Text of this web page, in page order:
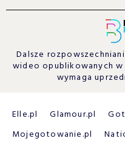
Dalsze
wideo opublikowanych w
wymaga
Elle.pl Glamour.pl
Mojegotowanie.pl